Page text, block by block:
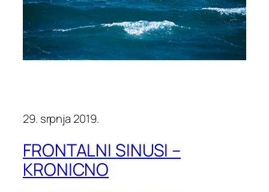
29. srpnja 2019.
FRONTALNI SINUSI –
KRONICNO